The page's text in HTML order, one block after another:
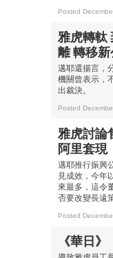
Posted
雅虎轉軚
離 轉移新
邁耶還揚言，
機關曾表示，
出裁決。
Posted
雅虎討論
阿里套現
邁耶推行振興
見成效，今年
來最多，這令
否要改變長遠
Posted
《華日